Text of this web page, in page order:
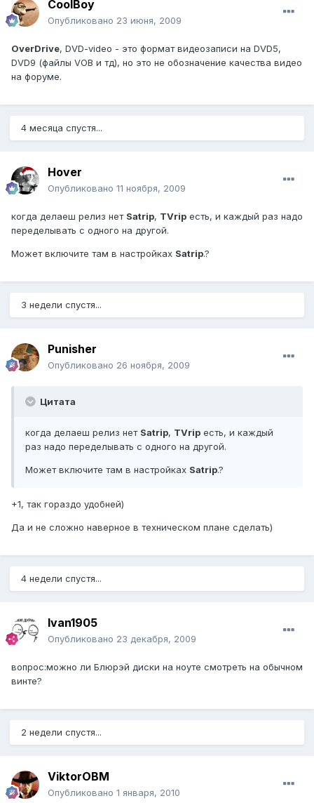
CoolBoy
Опубликовано 23 июня, 2009
OverDrive, DVD-video - это формат видеозаписи на DVD5,
DVD9 (файлы VOB и тд), но это не обозначение качества видео
на форуме.
4 месяца спустя...
Hover
Опубликовано 11 ноября, 2009
когда делаеш релиз нет Satrip, TVrip есть, и каждый раз надо
переделывать с одного на другой.
Может включите там в настройках Satrip.?
3 недели спустя...
Punisher
Опубликовано 26 ноября, 2009
Цитата
когда делаеш релиз нет Satrip, TVrip есть, и каждый
раз надо переделывать с одного на другой.
Может включите там в настройках Satrip.?
+1, так гораздо удобней)
Да и не сложно наверное в техническом плане сделать)
4 недели спустя...
Ivan1905
Опубликовано 23 декабря, 2009
вопрос:можно ли Блюрэй диски на ноуте смотреть на обычном
винте?
2 недели спустя...
ViktorOBM
Опубликовано 1 января, 2010